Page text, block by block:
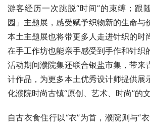
游客经历一次跳脱“时间”的束缚；跟
园」主题展，感受赋予织物新的生命与
本土主题展也将带更多人走进针织的时
在手工作坊也能亲手感受到手作和针织
活动期间濮院集还联合银盐市集，带来
计作品，为更多本土优秀设计师提供展
化濮院时尚古镇“原创、艺术、时尚”的文
自古衣食住行以“衣”为首，濮院则与“